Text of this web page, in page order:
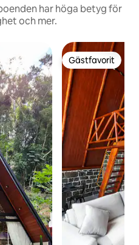
har höga betyg för
och mer.
Gästfavorit
Gästfavorit